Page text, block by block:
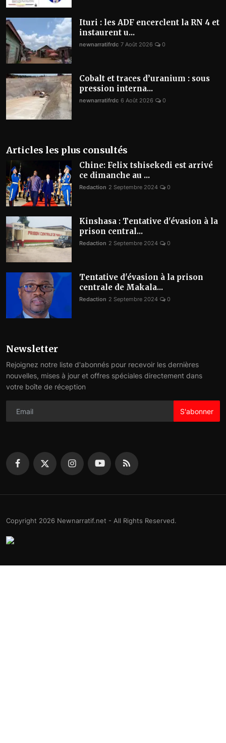
Ituri : les ADF encerclent la RN 4 et
instaurent u...
newnarratifrdc 7 Août 2026 0
Cobalt et traces d’uranium : sous
pression interna...
newnarratifrdc 6 Août 2026 0
Articles les plus consultés
Chine: Felix tshisekedi est arrivé
ce dimanche au ...
Redaction 2 Septembre 2024 0
Kinshasa : Tentative d'évasion à la
prison central...
Redaction 2 Septembre 2024 0
Tentative d'évasion à la prison
centrale de Makala...
Redaction 2 Septembre 2024 0
Newsletter
Rejoignez notre liste d'abonnés pour recevoir les dernières
nouvelles, mises à jour et offres spéciales directement dans
votre boîte de réception
S'abonner
Copyright 2026 Newnarratif.net - All Rights Reserved.